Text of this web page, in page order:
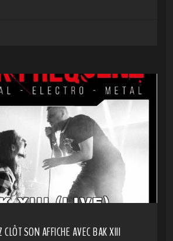
CLÔT SON AFFICHE AVEC BAK XIII